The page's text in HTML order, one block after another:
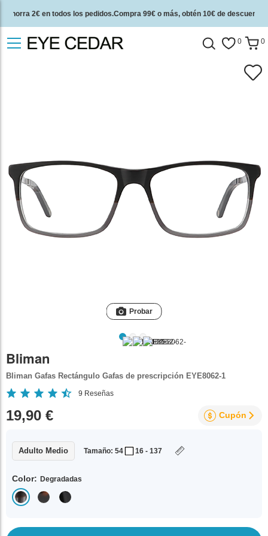
Ahorra 2€ en todos los pedidos.Compra 99€ o más, obtén 10€ de descuento.
2 años de garantía de calidad y 30 días de garantía de devolución del dinero.
0 0
Probar
Bliman
Bliman Gafas Rectángulo Gafas de prescripción EYE8062-1
9 Reseñas
19,90 € Cupón
Adulto Medio Tamaño: 54 16 - 137
Color: Degradadas